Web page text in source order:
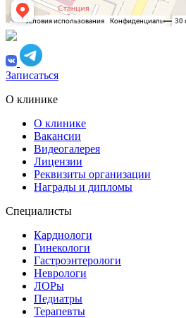
Записаться
О клинике
О клинике
Вакансии
Видеогалерея
Лицензии
Реквизиты организации
Награды и дипломы
Специалисты
Кардиологи
Гинекологи
Гастроэнтерологи
Неврологи
ЛОРы
Педиатры
Терапевты